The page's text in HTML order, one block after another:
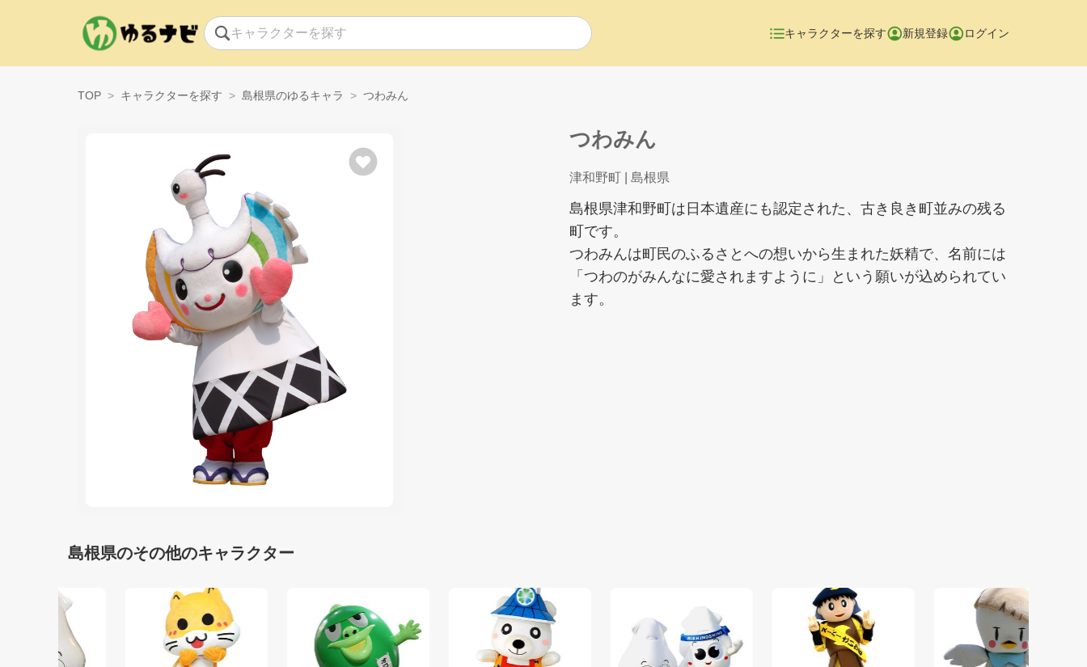
キャラクターを探す 新規登録 ログイン
TOP キャラクターを探す 島根県のゆるキャラ つわみん
つわみん
津和野町 | 島根県
島根県津和野町は日本遺産にも認定された、古き良き町並みの残る
町です。
つわみんは町民のふるさとへの想いから生まれた妖精で、名前には
「つわのがみんなに愛されますように」という願いが込められてい
ます。
島根県のその他のキャラクター